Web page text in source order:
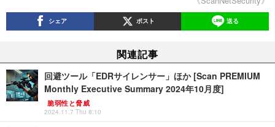
シェア ポスト 送る
関連記事
回避ツール「EDRサイレンサー」ほか [Scan PREMIUM
Monthly Executive Summary 2024年10月度]
脆弱性と脅威
2024.11.7 Thu 8:10